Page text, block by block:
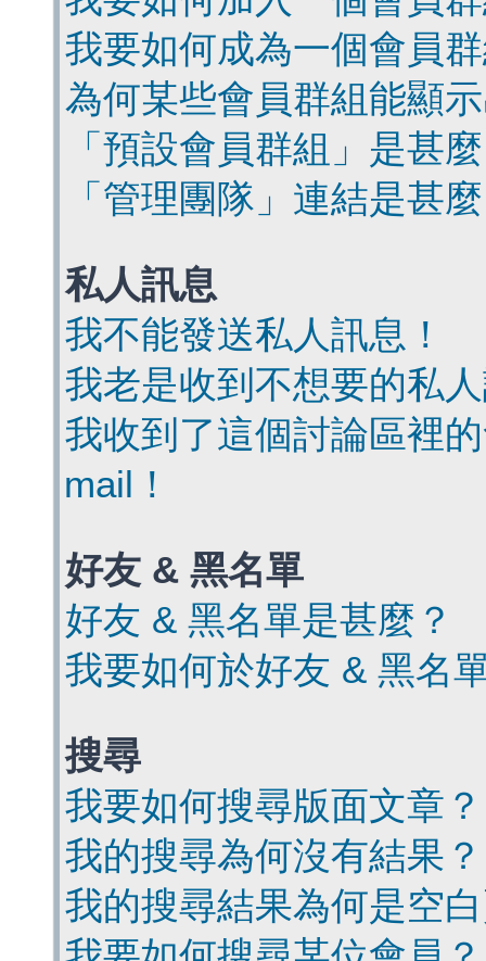
我要如何成為一個會員
為何某些會員群組能顯
「預設會員群組」是甚
「管理團隊」連結是甚
私人訊息
我不能發送私人訊息！
我老是收到不想要的私
我收到了這個討論區裡
mail！
好友 & 黑名單
好友 & 黑名單是甚麼？
我要如何於好友 & 黑名
搜尋
我要如何搜尋版面文章？
我的搜尋為何沒有結果？
我的搜尋結果為何是空